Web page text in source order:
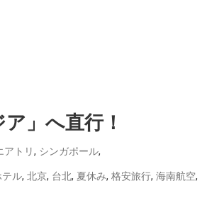
」へ直行！
アトリ, シンガポール,
テル, 北京, 台北, 夏休み, 格安旅行, 海南航空,